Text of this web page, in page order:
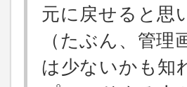
元に戻せると思
（たぶん、管
は少ないかも知